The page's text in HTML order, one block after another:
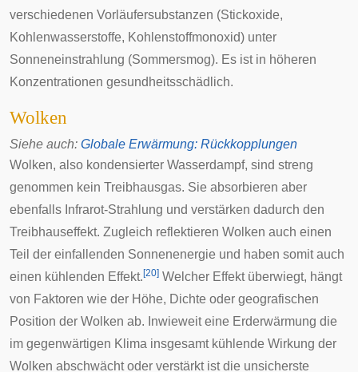
verschiedenen Vorläufersubstanzen (Stickoxide,
Kohlenwasserstoffe, Kohlenstoffmonoxid) unter
Sonneneinstrahlung (Sommersmog). Es ist in höheren
Konzentrationen gesundheitsschädlich.
Wolken
Siehe auch: Globale Erwärmung: Rückkopplungen
Wolken, also kondensierter Wasserdampf, sind streng
genommen kein Treibhausgas. Sie absorbieren aber
ebenfalls Infrarot-Strahlung und verstärken dadurch den
Treibhauseffekt. Zugleich reflektieren Wolken auch einen
Teil der einfallenden Sonnenenergie und haben somit auch
einen kühlenden Effekt. [20] Welcher Effekt überwiegt, hängt
von Faktoren wie der Höhe, Dichte oder geografischen
Position der Wolken ab. Inwieweit eine Erderwärmung die
im gegenwärtigen Klima insgesamt kühlende Wirkung der
Wolken abschwächt oder verstärkt ist die unsicherste